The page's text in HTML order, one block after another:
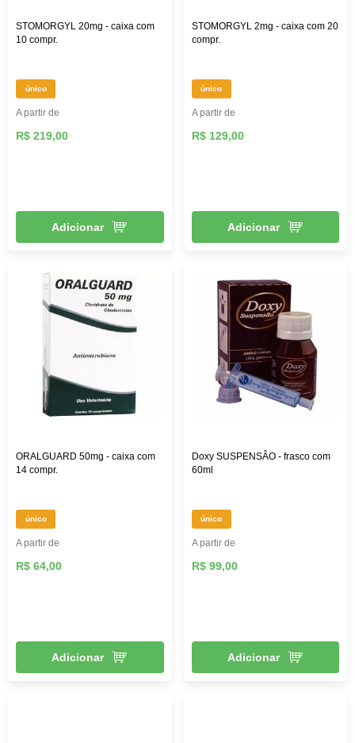
STOMORGYL 20mg - caixa com
10 compr.
único
A partir de
R$ 219,00
Adicionar
STOMORGYL 2mg - caixa com 20
compr.
único
A partir de
R$ 129,00
Adicionar
ORALGUARD 50mg - caixa com
14 compr.
único
A partir de
R$ 64,00
Adicionar
Doxy SUSPENSÂO - frasco com
60ml
único
A partir de
R$ 99,00
Adicionar